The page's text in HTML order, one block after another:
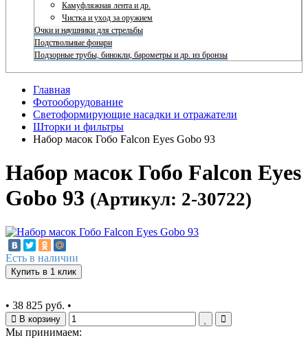
Камуфляжная лента и др.
Чистка и уход за оружием
Очки и наушники для стрельбы
Подствольные фонари
Подзорные трубы, бинокли, барометры и др. из бронзы
Главная
Фотооборудование
Светоформирующие насадки и отражатели
Шторки и фильтры
Набор масок Гобо Falcon Eyes Gobo 93
Набор масок Гобо Falcon Eyes
Gobo 93 (Артикул: 2-30722)
Есть в наличии
Купить в 1 клик
• 38 825 руб. •
В корзину
Мы принимаем: